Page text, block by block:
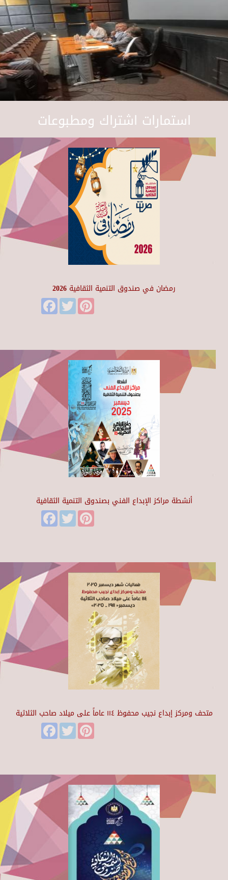
استمارات اشتراك ومطبوعات
رمضان في صندوق التنمية الثقافية 2026
FacebookTwitter
أنشطة مراكز الإبداع الفني بصندوق التنمية الثقافية
FacebookTwitter
متحف ومركز إبداع نجيب محفوظ ١١٤ عاماً على ميلاد صاحب الثلاثية
FacebookTwitter